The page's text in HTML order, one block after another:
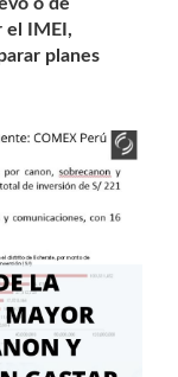
o de
el IMEI,
planes